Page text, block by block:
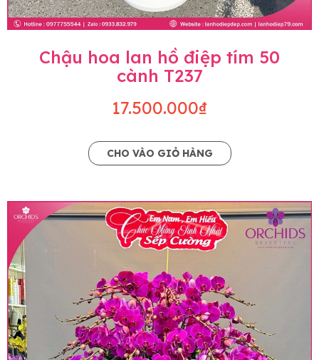
Chậu hoa lan hồ điệp tím 50
cành T237
17.500.000₫
CHO VÀO GIỎ HÀNG